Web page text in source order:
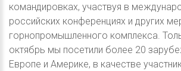
командировках, участвуя в
российских конференциях и других
горнопромышленного комплекса.
октябрь мы посетили более 20
Европе и Америке, в качестве